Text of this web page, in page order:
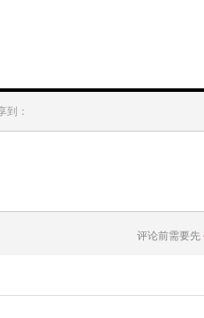
到：
评论前需要先